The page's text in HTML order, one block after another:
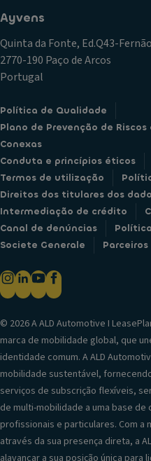
Ayvens
Quinta da Fonte, Ed.Q43-
2770-190 Paço de Arcos
Portugal
Política de Qualidade
Plano de Prevenção de
Conexas
Conduta e princípios éticos
Termos de utilização
Direitos dos titulares dos
Intermediação de crédito
Canal de denúncias
Societe Generale
Parceiros
© 2026 A ALD Automotive I
marca de mobilidade global, que
identidade comum. A ALD
mobilidade sustentável,
serviços de subscrição flexíveis,
de multi-mobilidade a uma base
profissionais e particulares. Com a
através da sua presença direta, a
alavancar a sua posição única